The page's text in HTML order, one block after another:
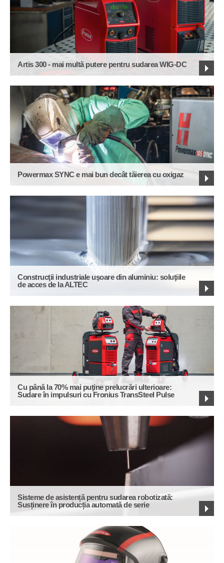
Artis 300 - mai multă putere pentru sudarea WIG-DC
Powermax SYNC e mai bun decât tăierea cu oxigaz
Construcţii industriale uşoare din aluminiu: soluţiile
de acces de la ALTEC
Cu până la 70% mai puţine prelucrări ulterioare:
Sudare în impulsuri cu Fronius TransSteel Pulse
Sisteme de asistență pentru sudarea robotizată:
Susținere în producția automată de serie